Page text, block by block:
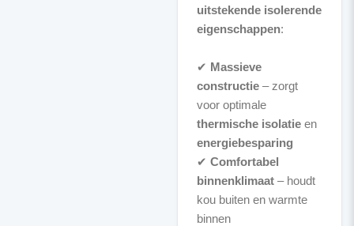
uitstekende isolerende
eigenschappen:
✔ Massieve
constructie– zorgt
voor optimale
thermische isolatieen
energiebesparing
✔ Comfortabel
binnenklimaat– houdt
kou buiten en warmte
binnen